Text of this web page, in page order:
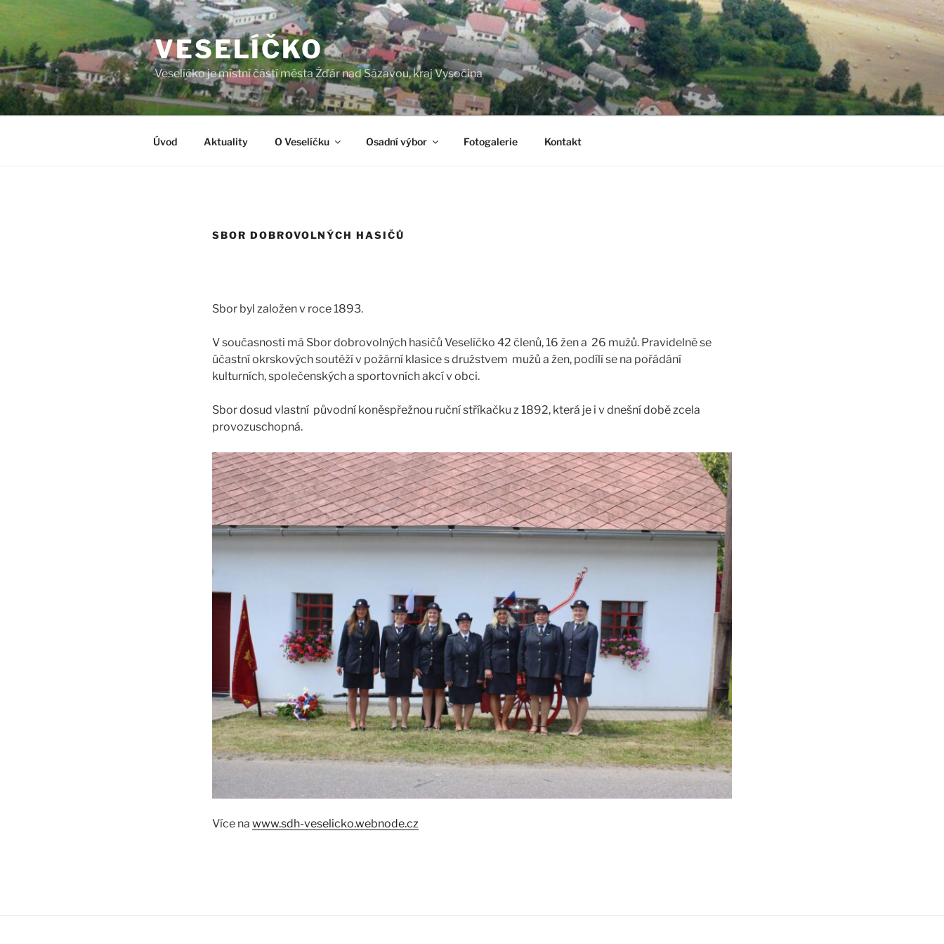
Přejít
obsahu
webu
VESELÍČKO
Veselíčko je místní částí města Žďár nad Sázavou, kraj Vysočina
Úvod Aktuality O Veselíčku Osadní výbor Fotogalerie Kontakt
SBOR DOBROVOLNÝCH HASIČŮ
Sbor byl založen v roce 1893.
V současnosti má Sbor dobrovolných hasičů Veselíčko 42 členů, 16 žen a 26 mužů. Pravidelně se
účastní okrskových soutěží v požární klasice s družstvem mužů a žen, podílí se na pořádání
kulturních, společenských a sportovních akcí v obci.
Sbor dosud vlastní původní koněspřežnou ruční stříkačku z 1892, která je i v dnešní době zcela
provozuschopná.
Více na www.sdh-veselicko.webnode.cz